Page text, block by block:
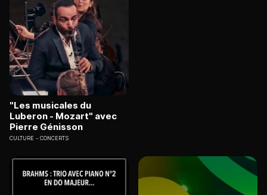
"Les musicales du
Luberon - Mozart" avec
Pierre Génisson
CULTURE CONCERTS